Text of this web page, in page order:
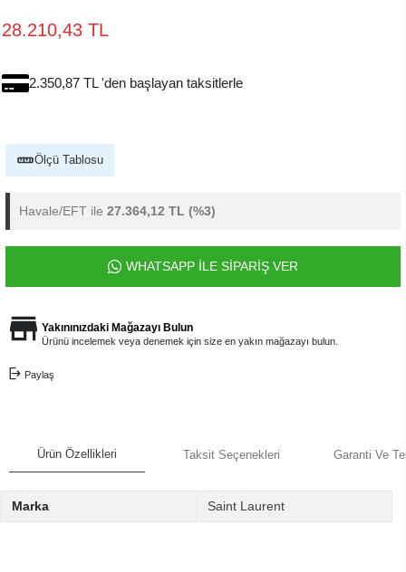
28.210,43 TL
2.350,87 TL 'den başlayan taksitlerle
Ölçü Tablosu
Havale/EFT ile 27.364,12 TL (%3)
WHATSAPP İLE SİPARİŞ VER
Yakınınızdaki Mağazayı Bulun
Ürünü incelemek veya denemek için size en yakın mağazayı bulun.
Paylaş
Ürün Özellikleri Taksit Seçenekleri Garanti Ve
Marka Saint Laurent